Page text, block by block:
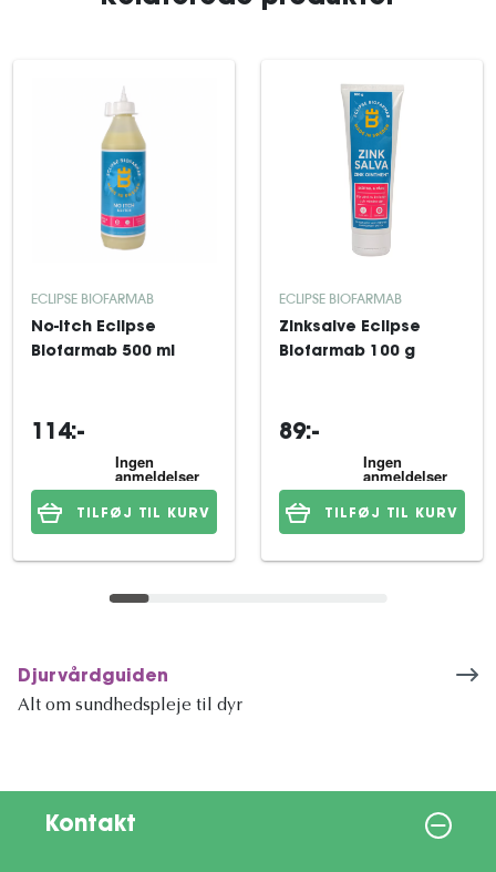
ECLIPSE BIOFARMAB
No-Itch Eclipse
Biofarmab 500 ml
114:-
TILFØJ TIL KURV
ECLIPSE BIOFARMAB
Zinksalve Eclipse
Biofarmab 100 g
89:-
TILFØJ TIL KURV
Djurvårdguiden
Alt om sundhedspleje til dyr
Kontakt